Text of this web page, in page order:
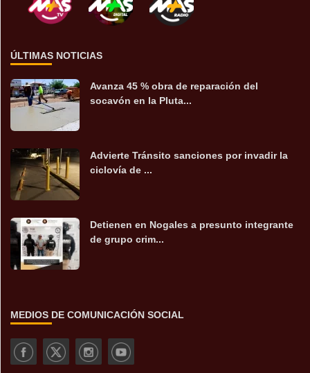
ÚLTIMAS NOTICIAS
Avanza 45 % obra de reparación del
socavón en la Pluta...
Advierte Tránsito sanciones por invadir la
ciclovía de ...
Detienen en Nogales a presunto integrante
de grupo crim...
MEDIOS DE COMUNICACIÓN SOCIAL